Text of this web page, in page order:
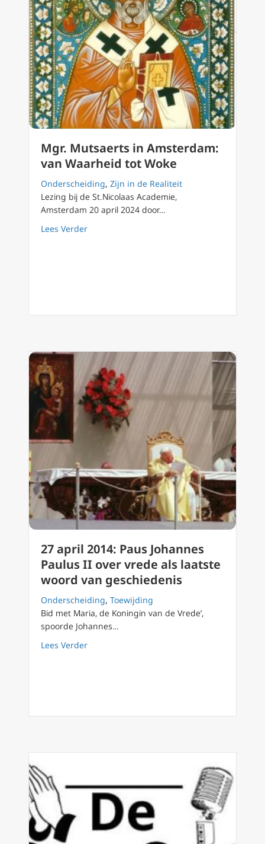
Mgr. Mutsaerts in Amsterdam:
van Waarheid tot Woke
Onderscheiding, Zijn in de Realiteit
Lezing bij de St.Nicolaas Academie,
Amsterdam 20 april 2024 door…
Lees Verderabout Mgr. Mutsaerts in Amsterdam: van
27 april 2014: Paus Johannes
Paulus II over vrede als laatste
woord van geschiedenis
Onderscheiding, Toewijding
Bid met Maria, de Koningin van de Vrede’,
spoorde Johannes…
Lees Verderabout 27 april 2014: Paus Johannes Paulus